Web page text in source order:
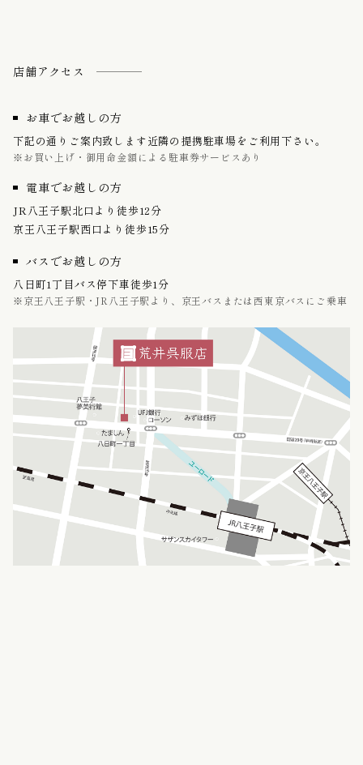
店舗アクセス
お車でお越しの方
下記の通りご案内致します近隣の提携駐車場をご利用下さい。
※お買い上げ・御用命金額による駐車券サービスあり
電車でお越しの方
JR八王子駅北口より徒歩12分
京王八王子駅西口より徒歩15分
バスでお越しの方
八日町1丁目バス停下車徒歩1分
※京王八王子駅・JR八王子駅より、京王バスまたは西東京バスにご乗車